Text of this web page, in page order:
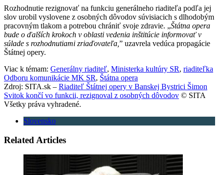
Rozhodnutie rezignovať na funkciu generálneho riaditeľa podľa jej
slov urobil vyslovene z osobných dôvodov súvisiacich s dlhodobým
pracovným tlakom a potrebou chrániť svoje zdravie. „Štátna opera
bude o ďalších krokoch v oblasti vedenia inštitúcie informovať v
súlade s rozhodnutiami zriaďovateľa, ” uzavrela vedúca propagácie
Štátnej opery.
Viac k témam: Generálny riaditeľ, Ministerka kultúry SR, riaditeľka
Odboru komunikácie MK SR, Štátna opera
Zdroj: SITA.sk – Riaditeľ Štátnej opery v Banskej Bystrici Šimon
Svitok končí vo funkcii, rezignoval z osobných dôvodov © SITA
Všetky práva vyhradené.
Slovensko
Related Articles